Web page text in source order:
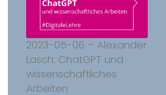
2023-05-06 – Alexander
Lasch: ChatGPT und
wissenschaftliches
Arbeiten